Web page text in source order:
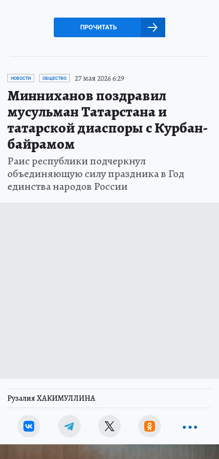
ПРОЧИТАТЬ
НОВОСТИ ОБЩЕСТВО 27 мая 2026 6:29
Минниханов поздравил
мусульман Татарстана и
татарской диаспоры с Курбан-
байрамом
Раис республики подчеркнул
объединяющую силу праздника в Год
единства народов России
Рузалия ХАКИМУЛЛИНА